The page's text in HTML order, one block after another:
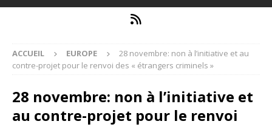
ACCUEIL EUROPE
28 novembre: non à l’initiative et au
contre-projet pour le renvoi des « étrangers criminels »
28 novembre: non à l’initiative et
au contre-projet pour le renvoi